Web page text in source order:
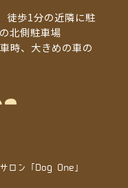
徒歩1分の近隣に駐
北側駐車場
時、大きめの車の
ロン「Dog One」